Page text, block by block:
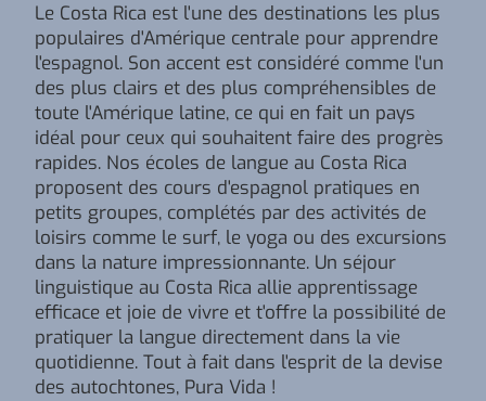
Le Costa Rica est l'une des destinations les plus
populaires d'Amérique centrale pour apprendre
l'espagnol. Son accent est considéré comme l'un
des plus clairs et des plus compréhensibles de
toute l'Amérique latine, ce qui en fait un pays
idéal pour ceux qui souhaitent faire des progrès
rapides. Nos écoles de langue au Costa Rica
proposent des cours d'espagnol pratiques en
petits groupes, complétés par des activités de
loisirs comme le surf, le yoga ou des excursions
dans la nature impressionnante. Un séjour
linguistique au Costa Rica allie apprentissage
efficace et joie de vivre et t'offre la possibilité de
pratiquer la langue directement dans la vie
quotidienne. Tout à fait dans l'esprit de la devise
des autochtones, Pura Vida !